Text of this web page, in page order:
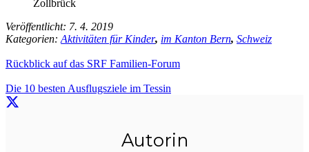
Veröffentlicht: 7. 4. 2019
Kategorien: Aktivitäten für Kinder, im Kanton Bern, Schweiz
Rückblick auf das SRF Familien-Forum
Die 10 besten Ausflugsziele im Tessin
Autorin